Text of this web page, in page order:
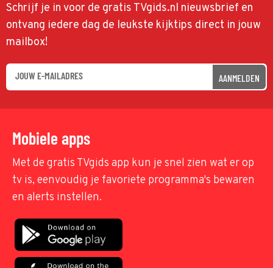
Schrijf je in voor de gratis TVgids.nl nieuwsbrief en
ontvang iedere dag de leukste kijktips direct in jouw
mailbox!
AANMELDEN
Mobiele apps
Met de gratis TVgids app kun je snel zien wat er op
tv is, eenvoudig je favoriete programma's bewaren
en alerts instellen.